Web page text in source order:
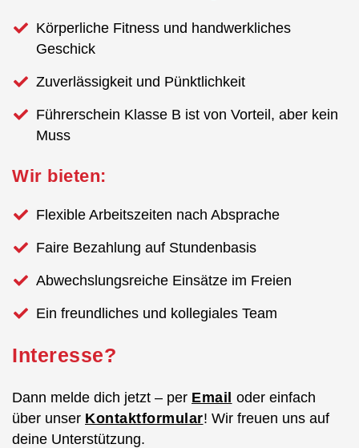
Körperliche Fitness und handwerkliches
Geschick
Zuverlässigkeit und Pünktlichkeit
Führerschein Klasse B ist von Vorteil, aber kein
Muss
Wir bieten:
Flexible Arbeitszeiten nach Absprache
Faire Bezahlung auf Stundenbasis
Abwechslungsreiche Einsätze im Freien
Ein freundliches und kollegiales Team
Interesse?
Dann melde dich jetzt – per Email oder einfach
über unser Kontaktformular! Wir freuen uns auf
deine Unterstützung.